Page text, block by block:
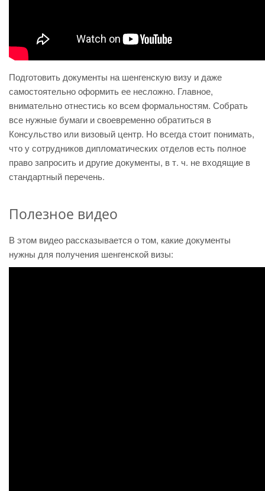
Подготовить документы на шенгенскую визу и даже
самостоятельно оформить ее несложно. Главное,
внимательно отнестись ко всем формальностям. Собрать
все нужные бумаги и своевременно обратиться в
Консульство или визовый центр. Но всегда стоит понимать,
что у сотрудников дипломатических отделов есть полное
право запросить и другие документы, в т. ч. не входящие в
стандартный перечень.
Полезное видео
В этом видео рассказывается о том, какие документы
нужны для получения шенгенской визы: